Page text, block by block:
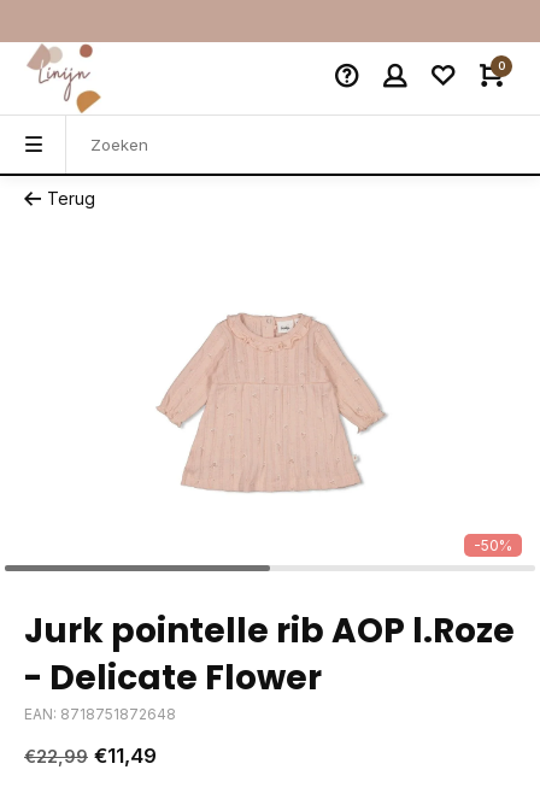
0
Terug
-50%
Jurk pointelle rib AOP l.Roze
- Delicate Flower
EAN: 8718751872648
€22,99 €11,49